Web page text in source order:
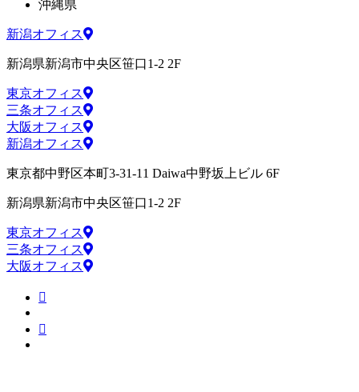
沖縄県
新潟オフィス
新潟県新潟市中央区笹口1-2 2F
東京オフィス
三条オフィス
大阪オフィス
新潟オフィス
東京都中野区本町3-31-11 Daiwa中野坂上ビル 6F
新潟県新潟市中央区笹口1-2 2F
東京オフィス
三条オフィス
大阪オフィス